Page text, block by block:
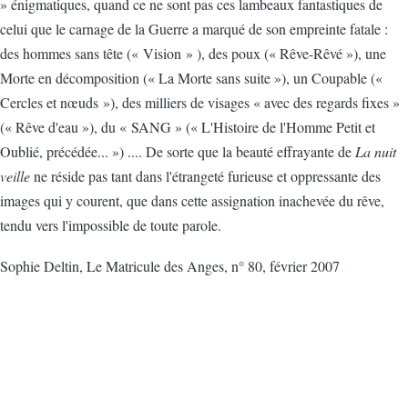
» énigmatiques, quand ce ne sont pas ces lambeaux fantastiques de
celui que le carnage de la Guerre a marqué de son empreinte fatale :
des hommes sans tête (« Vision » ), des poux (« Rêve-Rêvé »), une
Morte en décomposition (« La Morte sans suite »), un Coupable («
Cercles et nœuds »), des milliers de visages « avec des regards fixes »
(« Rêve d'eau »), du « SANG » (« L'Histoire de l'Homme Petit et
Oublié, précédée... ») .... De sorte que la beauté effrayante de La nuit
veillene réside pas tant dans l'étrangeté furieuse et oppressante des
images qui y courent, que dans cette assignation inachevée du rêve,
tendu vers l'impossible de toute parole.
Sophie Deltin, Le Matricule des Anges, n° 80, février 2007